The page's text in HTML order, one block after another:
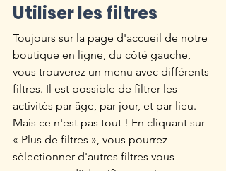
Utiliser les filtres
Toujours sur la page d'accueil de notre
boutique en ligne, du côté gauche,
vous trouverez un menu avec différents
filtres. Il est possible de filtrer les
activités par âge, par jour, et par lieu.
Mais ce n'est pas tout ! En cliquant sur
« Plus de filtres », vous pourrez
sélectionner d'autres filtres vous